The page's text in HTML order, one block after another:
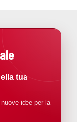
tua
idee per la